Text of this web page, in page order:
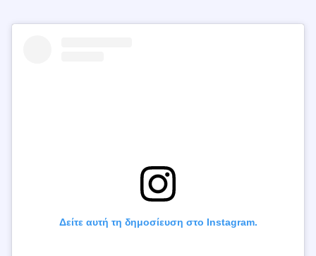
Δείτε αυτή τη δημοσίευση στο Instagram.